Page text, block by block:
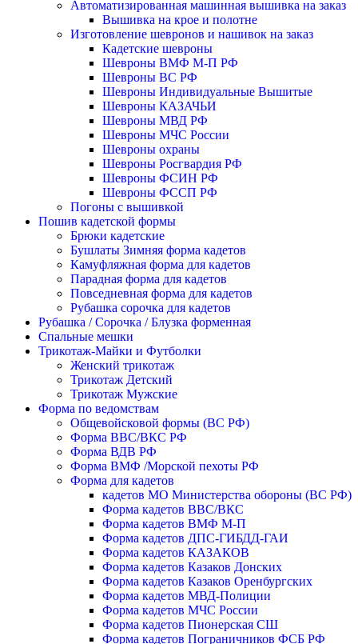
Автоматизированная машинная вышивка на заказ
Вышивка на крое и полотне
Изготовление шевронов и нашивок на заказ
Кадетские шевроны
Шевроны ВМФ М-П РФ
Шевроны ВС РФ
Шевроны Индивидуальные Вышитые
Шевроны КАЗАЧЬИ
Шевроны МВД РФ
Шевроны МЧС России
Шевроны охраны
Шевроны Росгвардия РФ
Шевроны ФСИН РФ
Шевроны ФССП РФ
Погоны с вышивкой
Пошив кадетской формы
Брюки кадетские
Бушлаты Зимняя форма кадетов
Камуфляжная форма для кадетов
Парадная форма для кадетов
Повседневная форма для кадетов
Рубашка сорочка для кадетов
Рубашка / Сорочка / Блузка форменная
Спальные мешки
Трикотаж-Майки и Футболки
Женский трикотаж
Трикотаж Детский
Трикотаж Мужские
Форма по ведомствам
Общевойсковой формы (ВС РФ)
Форма ВВС/ВКС РФ
Форма ВДВ РФ
Форма ВМФ /Морской пехоты РФ
Форма для кадетов
кадетов МО Министерства обороны (ВС РФ)
Форма кадетов ВВС/ВКС
Форма кадетов ВМФ М-П
Форма кадетов ДПС-ГИБДД-ГАИ
Форма кадетов КАЗАКОВ
Форма кадетов Казаков Донских
Форма кадетов Казаков Оренбургских
Форма кадетов МВД-Полиции
Форма кадетов МЧС России
Форма кадетов Пионерская СШ
Форма кадетов Пограничников ФСБ РФ